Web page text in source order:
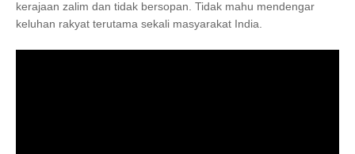
kerajaan zalim dan tidak bersopan. Tidak mahu mendengar
keluhan rakyat terutama sekali masyarakat India.